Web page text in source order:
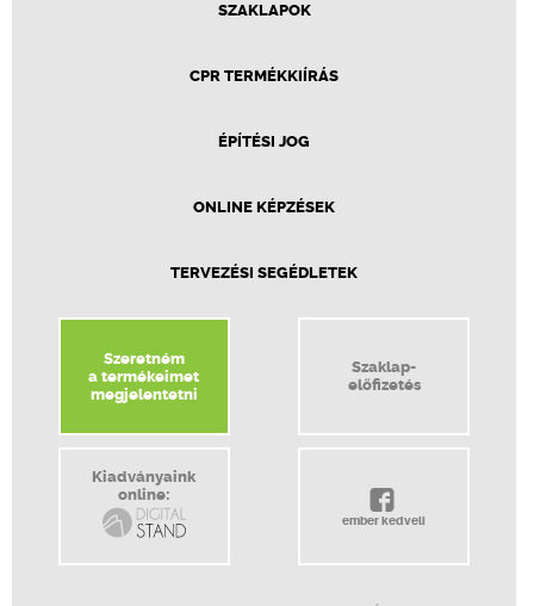
SZAKLAPOK
CPR TERMÉKKIÍRÁS
ÉPÍTÉSI JOG
ONLINE KÉPZÉSEK
TERVEZÉSI SEGÉDLETEK
Szeretném
a termékeimet
megjelentetni
Szaklap-
előfizetés
Kiadványaink
online:
ember kedveli